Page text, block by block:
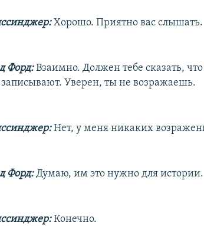
Хорошо. Приятно вас слышать.
Форд:Взаимно. Должен тебе сказать,
записывают. Уверен, ты не возражаешь.
Нет, у меня никаких
Форд:Думаю, им это нужно для истории.
Конечно.